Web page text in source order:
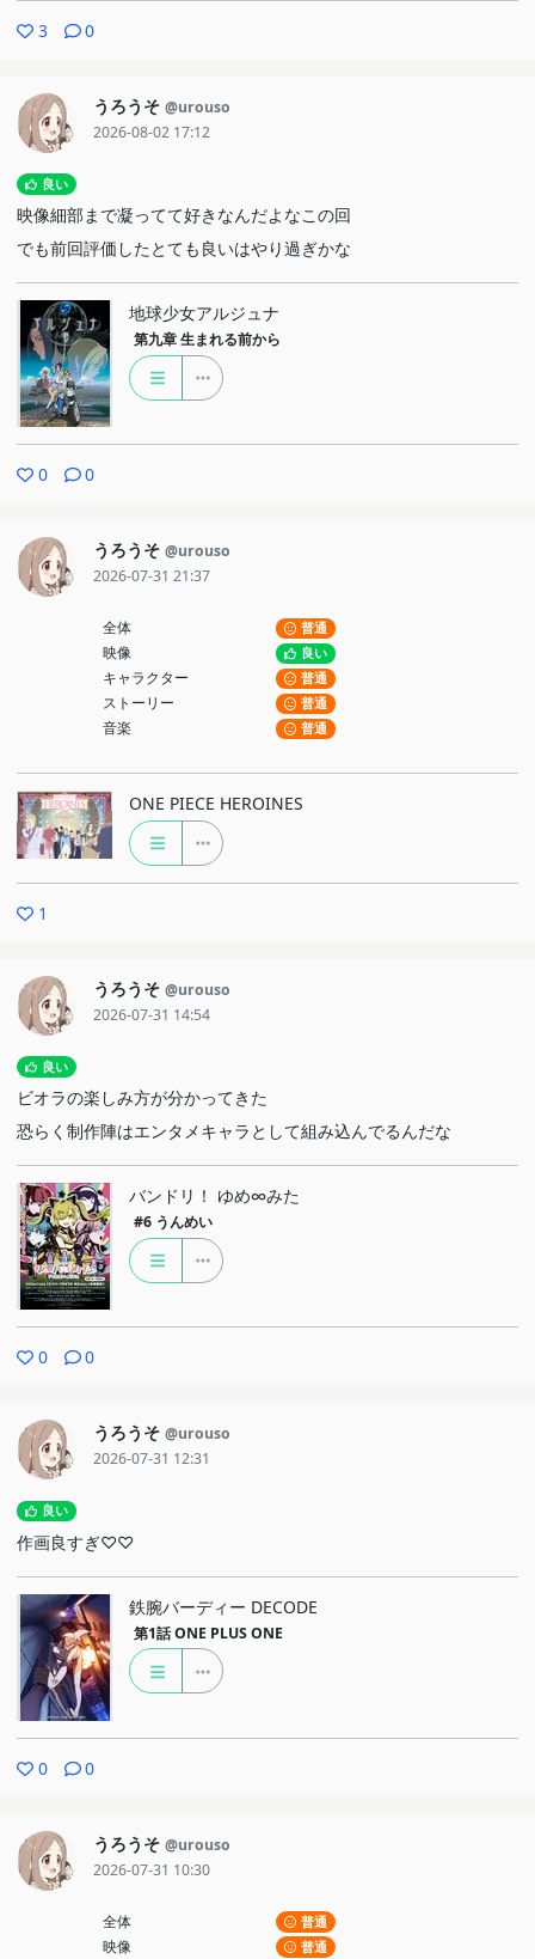
3 0
うろうそ @urouso
2026-08-02 17:12
良い
映像細部まで凝ってて好きなんだよなこの回
でも前回評価したとても良いはやり過ぎかな
地球少女アルジュナ
第九章 生まれる前から
0 0
うろうそ @urouso
2026-07-31 21:37
全体 普通
映像 良い
キャラクター 普通
ストーリー 普通
音楽 普通
ONE PIECE HEROINES
1
うろうそ @urouso
2026-07-31 14:54
良い
ビオラの楽しみ方が分かってきた
恐らく制作陣はエンタメキャラとして組み込んでるんだな
バンドリ！ ゆめ∞みた
#6 うんめい
0 0
うろうそ @urouso
2026-07-31 12:31
良い
作画良すぎ♡♡
鉄腕バーディー DECODE
第1話 ONE PLUS ONE
0 0
うろうそ @urouso
2026-07-31 10:30
全体 普通
映像 普通